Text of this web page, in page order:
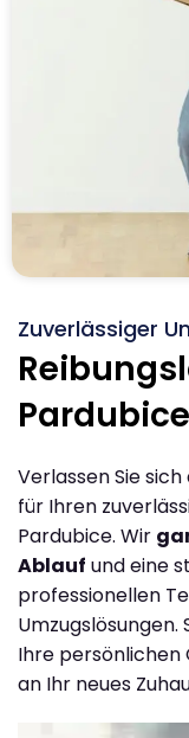
Zuverlässiger
Pardubice
Verlassen Sie
für Ihren
Pardubice. Wir
Ablauf und eine
professionellen
Umzugslösungen.
Ihre persönlichen
an Ihr neues